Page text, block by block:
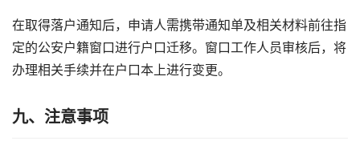
在取得落户通知后，申请人需携带通知单及相关材料前往指
定的公安户籍窗口进行户口迁移。窗口工作人员审核后，将
办理相关手续并在户口本上进行变更。
九、注意事项